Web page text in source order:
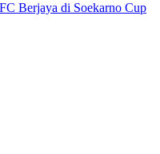
Berjaya di Soekarno Cup